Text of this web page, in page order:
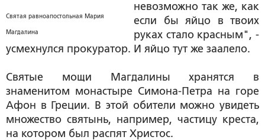
Святая равноапостольная Мария
Магдалина
невозможно так же, как
если бы яйцо в твоих
руках стало красным", -
усмехнулся прокуратор. И яйцо тут же заалело.
Святые мощи Магдалины хранятся в
знаменитом монастыре Симона-Петра на горе
Афон в Греции. В этой обители можно увидеть
множество святынь, например, частицу креста,
на котором был распят Христос.